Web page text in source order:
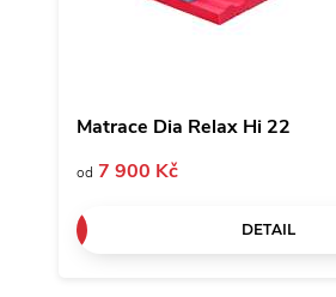
Matrace Dia Relax Hi 22
od 7 900 Kč
DETAIL